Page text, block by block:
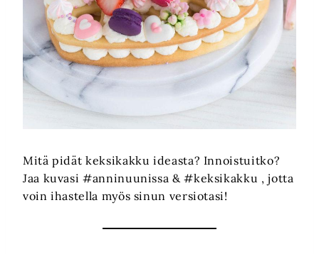
Mitä pidät keksikakku ideasta? Innoistuitko?
Jaa kuvasi #anninuunissa & #keksikakku , jotta
voin ihastella myös sinun versiotasi!